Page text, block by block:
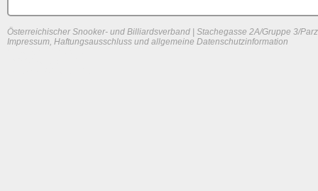
Österreichischer Snooker- und Billiardsverband | Stachegasse 2A/Gruppe 3/
Impressum, Haftungsausschluss und allgemeine Datenschutzinformation